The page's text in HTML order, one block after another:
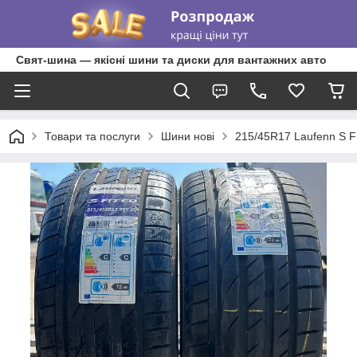
Свят-шина — якісні шини та диски для вантажних авто
Товари та послуги Шини нові 215/45R17 Laufenn S